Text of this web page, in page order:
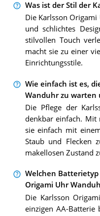
Was ist der Stil der
Die Karlsson
und schlichtes
stilvollen Touch
macht sie zu einer
Einrichtungsstile.
Wie einfach ist es,
Wanduhr zu warten
Die Pflege der
denkbar einfach. Mit
sie einfach mit
Staub und Flecken
makellosen Zustand
Welchen
Origami Uhr
Die Karlsson
einzigen AA-Batterie